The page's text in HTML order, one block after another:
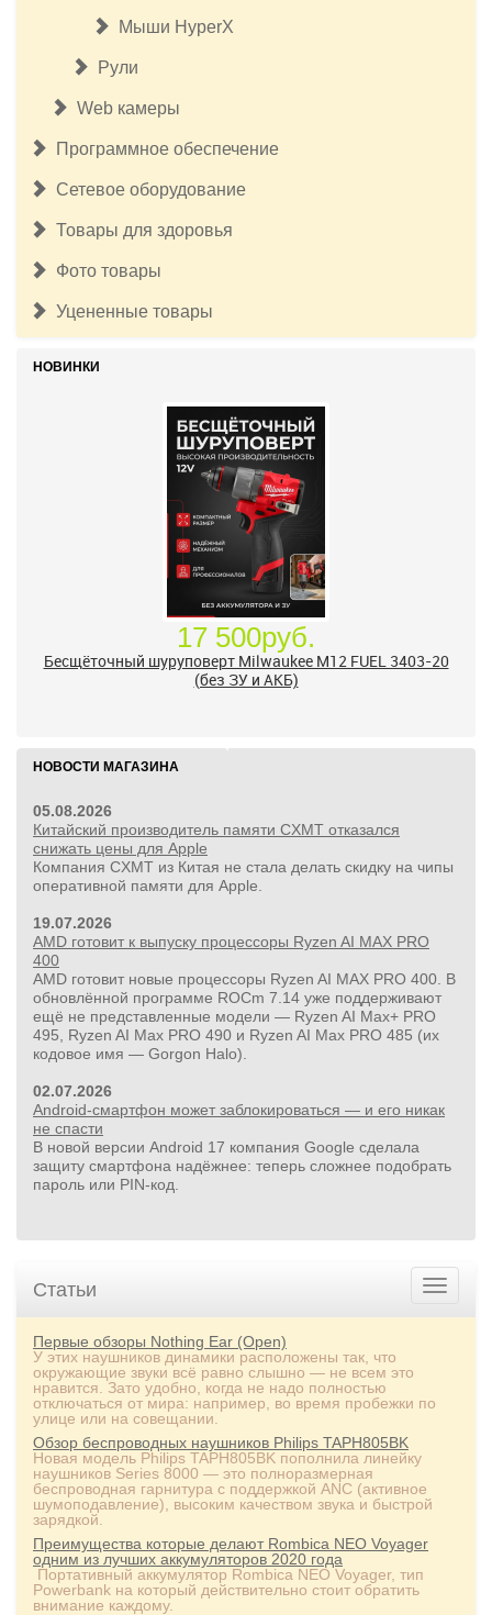
Мыши HyperX
Рули
Web камеры
Программное обеспечение
Сетевое оборудование
Товары для здоровья
Фото товары
Уцененные товары
НОВИНКИ
17 500руб.
Бесщёточный шуруповерт Milwaukee M12 FUEL 3403-20
(без ЗУ и АКБ)
НОВОСТИ МАГАЗИНА
05.08.2026
Китайский производитель памяти CXMT отказался
снижать цены для Apple
Компания CXMT из Китая не стала делать скидку на чипы
оперативной памяти для Apple.
19.07.2026
AMD готовит к выпуску процессоры Ryzen AI MAX PRO
400
AMD готовит новые процессоры Ryzen AI MAX PRO 400. В
обновлённой программе ROCm 7.14 уже поддерживают
ещё не представленные модели — Ryzen AI Max+ PRO
495, Ryzen AI Max PRO 490 и Ryzen AI Max PRO 485 (их
кодовое имя — Gorgon Halo).
02.07.2026
Android-смартфон может заблокироваться — и его никак
не спасти
В новой версии Android 17 компания Google сделала
защиту смартфона надёжнее: теперь сложнее подобрать
пароль или PIN‑код.
Статьи
Первые обзоры Nothing Ear (Open)
У этих наушников динамики расположены так, что
окружающие звуки всё равно слышно — не всем это
нравится. Зато удобно, когда не надо полностью
отключаться от мира: например, во время пробежки по
улице или на совещании.
Обзор беспроводных наушников Philips TAPH805BK
Новая модель Philips TAPH805BK пополнила линейку
наушников Series 8000 — это полноразмерная
беспроводная гарнитура с поддержкой ANC (активное
шумоподавление), высоким качеством звука и быстрой
зарядкой.
Преимущества которые делают Rombica NEO Voyager
одним из лучших аккумуляторов 2020 года
Портативный аккумулятор Rombica NEO Voyager, тип
Powerbank на который действительно стоит обратить
внимание каждому.